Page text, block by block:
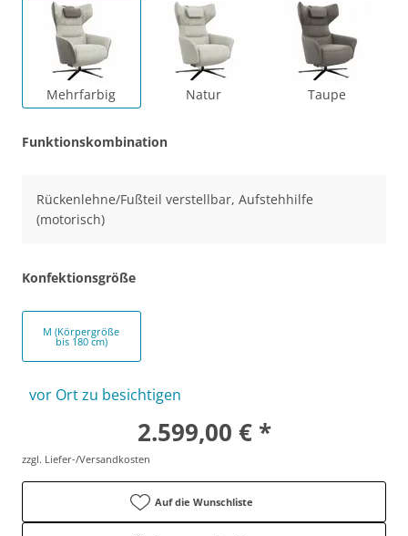
Mehrfarbig Natur Taupe
Funktionskombination
Rückenlehne/Fußteil verstellbar, Aufstehhilfe
(motorisch)
Konfektionsgröße
M (Körpergröße
bis 180 cm)
vor Ort zu besichtigen
2.599,00 € *
zzgl. Liefer-/Versandkosten
Auf die Wunschliste